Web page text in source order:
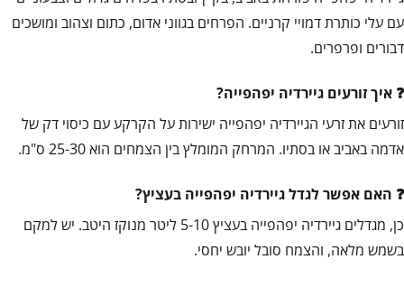
עם עלי כותרת דמויי קרניים. הפרחים בגווני אדום, כתום וצהוב ומושכים
דבורים ופרפרים.
איך זורעים גיירדיה יפהפייה?
זורעים את זרעי הגיירדיה יפהפייה ישירות על הקרקע עם כיסוי דק של
אדמה באביב או בסתיו. המרחק המומלץ בין הצמחים הוא 25-30 ס"מ.
האם אפשר לגדל גיירדיה יפהפייה בעציץ?
כן, מגדלים גיירדיה יפהפייה בעציץ 5-10 ליטר מנוקז היטב. יש למקם
בשמש מלאה, והצמח סובל יובש יחסי.